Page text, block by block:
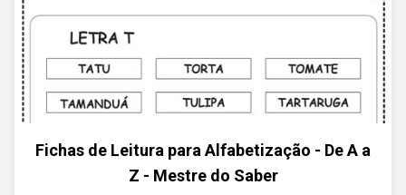
Fichas de Leitura para Alfabetização - De A a
Z - Mestre do Saber